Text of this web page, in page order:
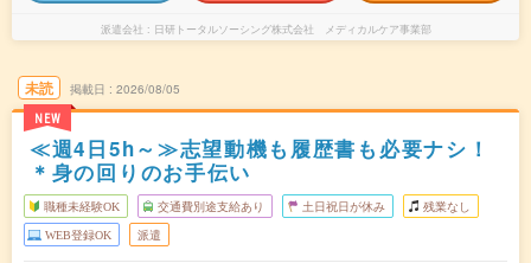
派遣会社 日研トータルソーシング株式会社 メディカルケア事業部
未読
NEW
掲載日 2026/08/05
≪週4日5h～≫志望動機も履歴書も必要ナシ！
＊身の回りのお手伝い
職種未経験OK 交通費別途支給あり 土日祝日が休み 残業なし
WEB登録OK 派遣